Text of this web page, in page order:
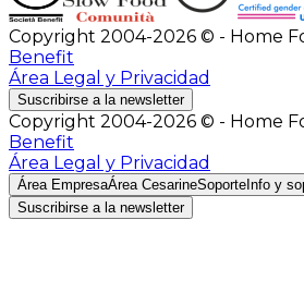
Copyright 2004-2026 © - Home
Benefit
Área Legal y Privacidad
Suscribirse a la newsletter
Copyright 2004-2026 © - Home
Benefit
Área Legal y Privacidad
Área EmpresaÁrea CesarineSoporte Info y
Suscribirse a la newsletter